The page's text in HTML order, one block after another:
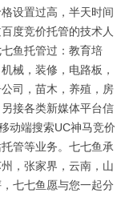
设置过高，半天时间
度竞价托管的技术人
鱼托管过：教育培
械，装修，电路板，
司，苗木，养殖，房
接各类新媒体平台信
动端搜索UC神马竞价
管等业务。七七鱼承
，张家界，云南，山
七七鱼愿与您一起分